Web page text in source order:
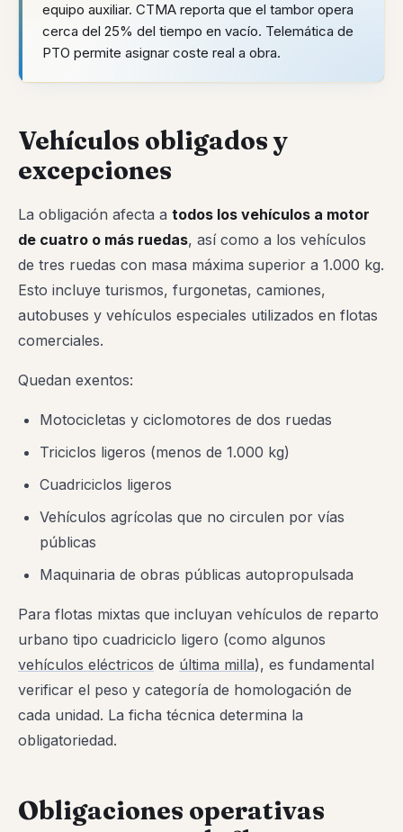
equipo auxiliar. CTMA reporta que el tambor opera
cerca del 25% del tiempo en vacío. Telemática de
PTO permite asignar coste real a obra.
Vehículos obligados y
excepciones
La obligación afecta a todos los vehículos a motor
de cuatro o más ruedas, así como a los vehículos
de tres ruedas con masa máxima superior a 1.000 kg.
Esto incluye turismos, furgonetas, camiones,
autobuses y vehículos especiales utilizados en flotas
comerciales.
Quedan exentos:
Motocicletas y ciclomotores de dos ruedas
Triciclos ligeros (menos de 1.000 kg)
Cuadriciclos ligeros
Vehículos agrícolas que no circulen por vías
públicas
Maquinaria de obras públicas autopropulsada
Para flotas mixtas que incluyan vehículos de reparto
urbano tipo cuadriciclo ligero (como algunos
vehículos eléctricos de última milla), es fundamental
verificar el peso y categoría de homologación de
cada unidad. La ficha técnica determina la
obligatoriedad.
Obligaciones operativas